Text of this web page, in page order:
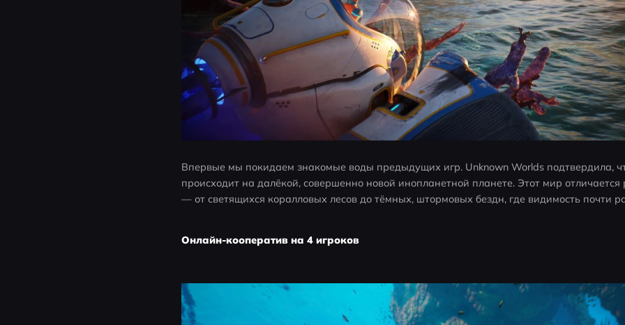
Впервые мы покидаем знакомые воды предыдущих игр. Unknown Worlds подтвердила,
происходит на далёкой, совершенно новой инопланетной планете. Этот мир
— от светящихся коралловых лесов до тёмных, штормовых бездн, где видимость почти
Онлайн-кооператив на 4 игроков